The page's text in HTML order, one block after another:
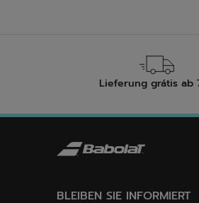
Lieferung grátis ab
BLEIBEN SIE INFORMIERT